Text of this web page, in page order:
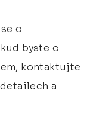
o
byste o
kontaktujte
a